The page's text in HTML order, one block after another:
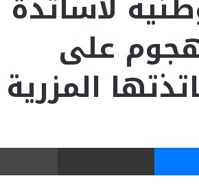
على
المزرية
ماسنجر مشاركة عبر البريد